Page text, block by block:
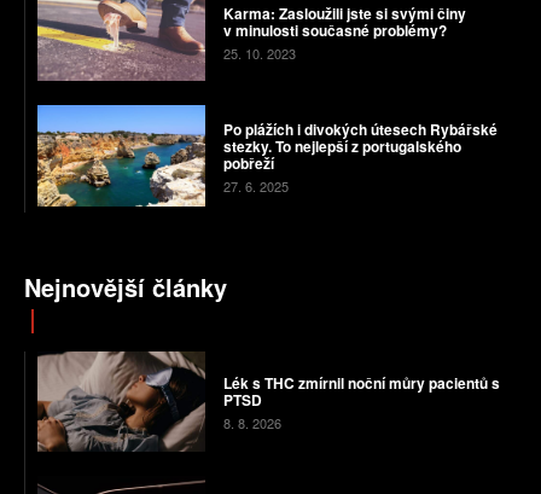
Karma: Zasloužili jste si svými činy
v minulosti současné problémy?
25. 10. 2023
Po plážích i divokých útesech Rybářské
stezky. To nejlepší z portugalského
pobřeží
27. 6. 2025
Nejnovější články
Lék s THC zmírnil noční můry pacientů s
PTSD
8. 8. 2026